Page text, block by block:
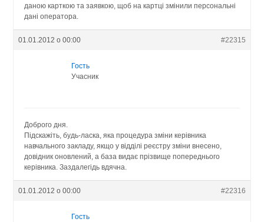
даною карткою та заявкою, щоб на картці змінили персональні
дані оператора.
01.01.2012 о 00:00 #22315
Гость
Учасник
Доброго дня.
Підскажіть, будь-ласка, яка процедура зміни керівника
навчального закладу, якщо у відділі реєстру зміни внесено,
довідник оновлений, а база видає прізвище попереднього
керівника. Заздалегідь вдячна.
01.01.2012 о 00:00 #22316
Гость